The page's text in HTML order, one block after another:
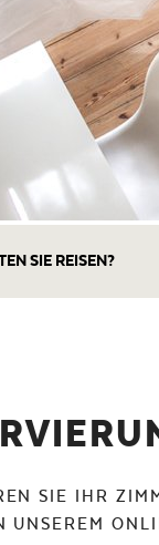
SIE REISEN?
SIE IHR
UNSEREM